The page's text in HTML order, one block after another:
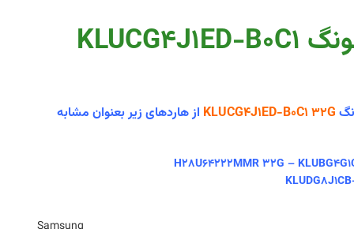
آی سی هارد سامسونگ KLUCG4J1ED-B0C1
KLUCG4J1ED-B0C1 32G از هاردهای زیر بعنوان مشابه
H28U64222MMR 32G –